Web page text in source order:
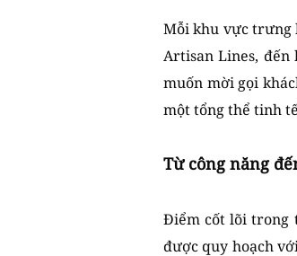
Mỗi khu vực trưng
Artisan Lines,
muốn mời gọi
một tổng thể tinh
Từ công năng
Điểm cốt lõi trong
được quy hoạch